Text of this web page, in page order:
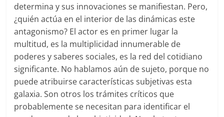
determina y sus innovaciones se manifiestan. Pero,
¿quién actúa en el interior de las dinámicas este
antagonismo? El actor es en primer lugar la
multitud, es la multiplicidad innumerable de
poderes y saberes sociales, es la red del cotidiano
significante. No hablamos aún de sujeto, porque no
puede atribuirse características subjetivas esta
galaxia. Son otros los trámites críticos que
probablemente se necesitan para identificar el